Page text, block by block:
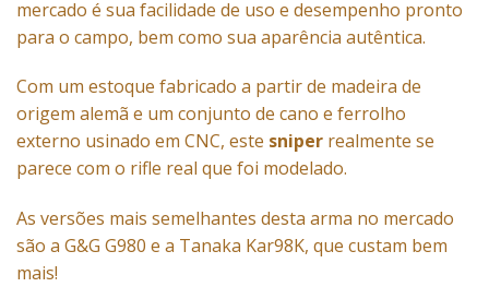
mercado é sua facilidade de uso e desempenho pronto
para o campo, bem como sua aparência autêntica.
Com um estoque fabricado a partir de madeira de
origem alemã e um conjunto de cano e ferrolho
externo usinado em CNC, este sniper realmente se
parece com o rifle real que foi modelado.
As versões mais semelhantes desta arma no mercado
são a G&G G980 e a Tanaka Kar98K, que custam bem
mais!